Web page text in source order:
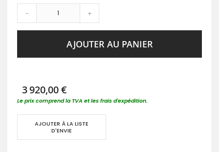
- +
AJOUTER AU PANIER
3 920,00 €
Le prix comprend la TVA et les frais d'expédition.
AJOUTER À LA LISTE
D'ENVIE